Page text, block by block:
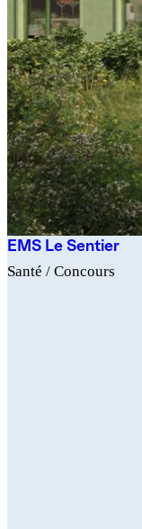
EMS Le Sentier
Santé / Concours